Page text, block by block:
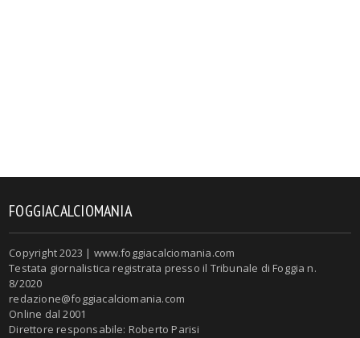
FOGGIACALCIOMANIA
Copyright 2023 | www.foggiacalciomania.com
Testata giornalistica registrata presso il Tribunale di Foggia n.
8/2020
redazione@foggiacalciomania.com
Online dal 2001
Direttore responsabile: Roberto Parisi